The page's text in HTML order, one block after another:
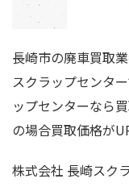
長崎市の廃車買取
スクラップセンタ
ップセンターなら
の場合買取価格が
株式会社 長崎スク